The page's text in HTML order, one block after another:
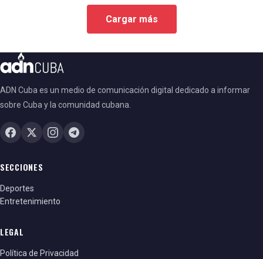
Cargar más
ADN Cuba es un medio de comunicación digital dedicado a informar
sobre Cuba y la comunidad cubana.
SECCIONES
Deportes
Entretenimiento
LEGAL
Política de Privacidad